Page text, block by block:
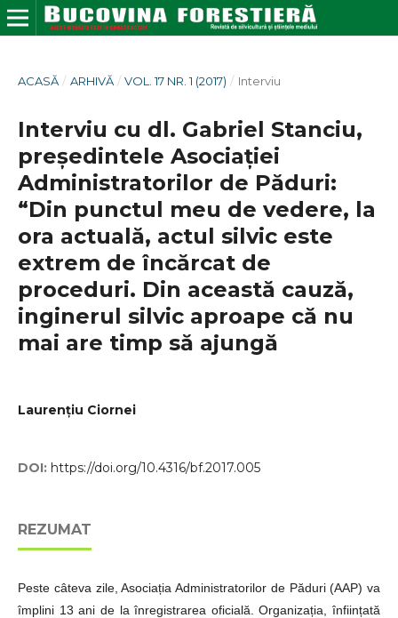
ACASĂ / ARHIVĂ / VOL. 17 NR. 1 (2017) / Interviu
Interviu cu dl. Gabriel Stanciu,
președintele Asociației
Administratorilor de Păduri:
“Din punctul meu de vedere, la
ora actuală, actul silvic este
extrem de încărcat de
proceduri. Din această cauză,
inginerul silvic aproape că nu
mai are timp să ajungă
Laurențiu Ciornei
DOI: https://doi.org/10.4316/bf.2017.005
REZUMAT
Peste câteva zile, Asociația Administratorilor de Păduri (AAP) va
împlini 13 ani de la înregistrarea oficială. Organizația, înființată